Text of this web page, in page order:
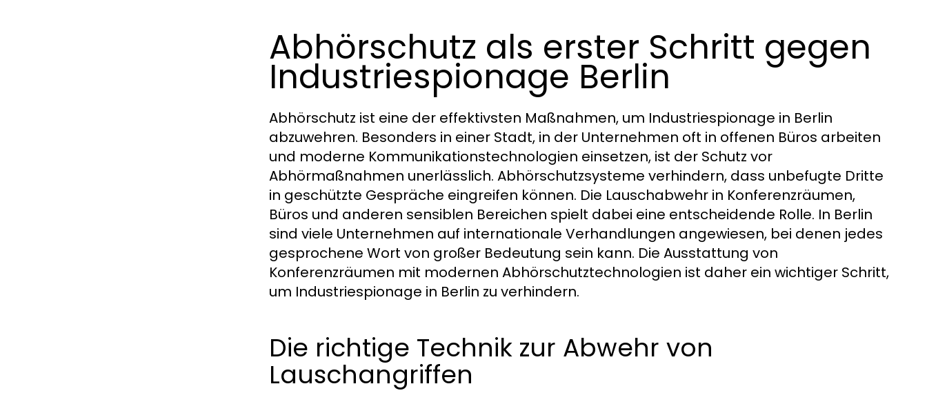
Abhörschutz als erster Schritt gegen
Industriespionage Berlin
Abhörschutz ist eine der effektivsten Maßnahmen, um Industriespionage in Berlin
abzuwehren. Besonders in einer Stadt, in der Unternehmen oft in offenen Büros arbeiten
und moderne Kommunikationstechnologien einsetzen, ist der Schutz vor
Abhörmaßnahmen unerlässlich. Abhörschutzsysteme verhindern, dass unbefugte Dritte
in geschützte Gespräche eingreifen können. Die Lauschabwehr in Konferenzräumen,
Büros und anderen sensiblen Bereichen spielt dabei eine entscheidende Rolle. In Berlin
sind viele Unternehmen auf internationale Verhandlungen angewiesen, bei denen jedes
gesprochene Wort von großer Bedeutung sein kann. Die Ausstattung von
Konferenzräumen mit modernen Abhörschutztechnologien ist daher ein wichtiger Schritt,
um Industriespionage in Berlin zu verhindern.
Die richtige Technik zur Abwehr von
Lauschangriffen